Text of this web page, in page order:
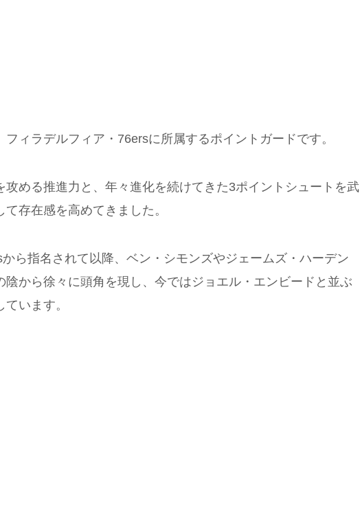
ィラデルフィア・76ersに所属するポイントガードです。
攻める推進力と、年々進化を続けてきた3ポイントシュートを武
存在感を高めてきました。
ら指名されて以降、ベン・シモンズやジェームズ・ハーデン
陰から徐々に頭角を現し、今ではジョエル・エンビードと並ぶ
います。